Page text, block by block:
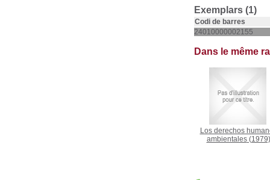
Exemplars (1)
Codi de barres
24010000002155
Dans le même
Los derechos
ambientales(1979)